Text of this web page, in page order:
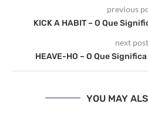
previous
KICK A HABIT – O Que
next post
HEAVE-HO – O Que
YOU MAY